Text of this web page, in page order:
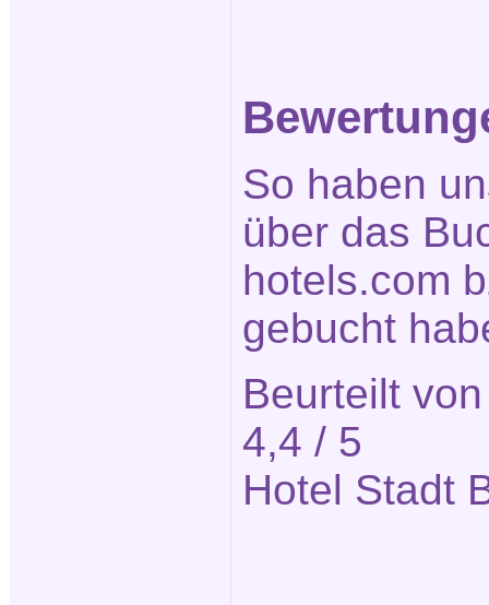
So haben
über das
hotels.com
gebucht
Beurteilt
4,4 / 5
Hotel Stadt